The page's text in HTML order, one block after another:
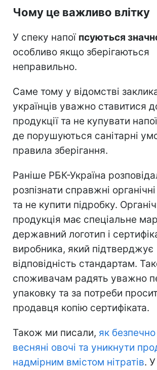
Чому це важливо влітку
У спеку напої псуються
особливо якщо зберігаються
неправильно.
Саме тому у відомстві
українців уважно ставитися
продукції та не купувати
де порушуються санітарні
правила зберігання.
Раніше РБК-Україна
розпізнати справжні
та не купити підробку.
продукція має спеціальне
державний логотип і
виробника, який підтверджує
відповідність стандартам.
споживачам радять уважно
упаковку та за потреби
продавця копію сертифіката.
Також ми писали, як
весняні овочі та уникнути
надмірним вмістом нітратів. У